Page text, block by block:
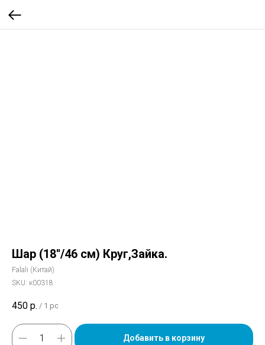
Шар (18''/46 см) Круг,Зайка.
Falali (Китай)
SKU: к00318
450 р. / 1 pc
Добавить в корзину